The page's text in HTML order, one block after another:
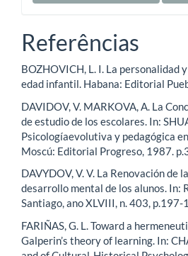
Referências
BOZHOVICH, L. I. La personalidad
edad infantil. Habana: Editorial
DAVIDOV, V. MARKOVA, A. La
de estudio de los escolares. In:
Psicologíaevolutiva y pedagógica
Moscú: Editorial Progreso, 1987.
DAVYDOV, V. V. La Renovación de
desarrollo mental de los alunos. In:
Santiago, ano XLVIII, n. 403, p.197-
FARIÑAS, G. L. Toward a
Galperin’s theory of learning. In: